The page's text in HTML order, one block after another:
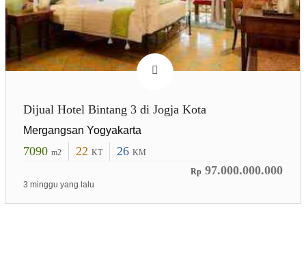
Dijual Hotel Bintang 3 di Jogja Kota
Mergangsan Yogyakarta
7090 m2 22 KT 26 KM
Rp 97.000.000.000
3 minggu yang lalu